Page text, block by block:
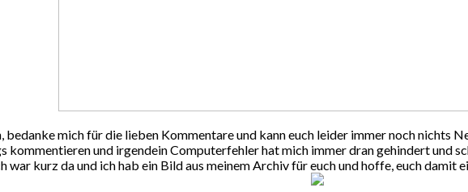
bedanke mich für die lieben Kommentare und kann euch leider immer noch nichts
kommentieren und irgendein Computerfehler hat mich immer dran gehindert und
war kurz da und ich hab ein Bild aus meinem Archiv für euch und hoffe, euch damit